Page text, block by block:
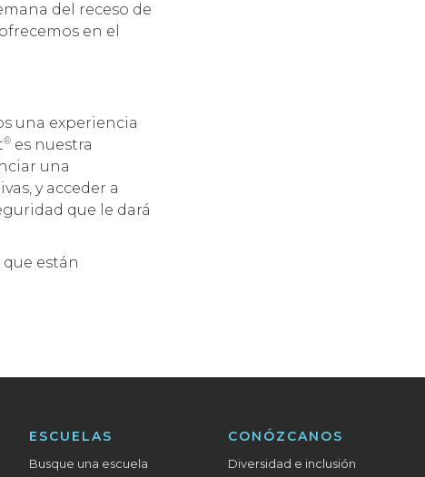
del receso de
en el
una experiencia
® es nuestra
una
y acceder a
que le dará
que están
ESCUELAS
Busque una escuela
CONÓZCANOS
Diversidad e inclusión